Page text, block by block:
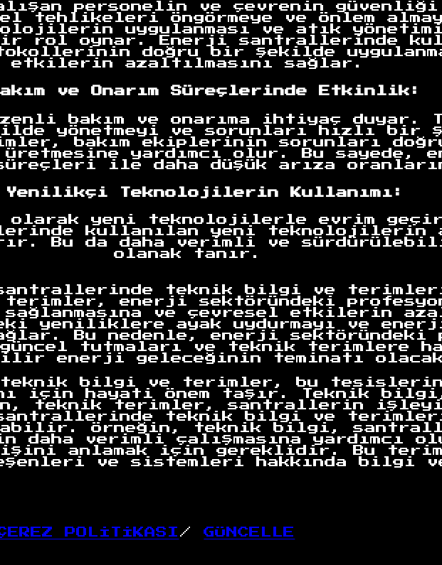
personelin ve çevrenin güvenliği
tehlikeleri öngörmeye ve önlem
uygulanması ve atık
rol oynar. Enerji santrallerinde
doğru bir şekilde
etkilerin azaltılmasını sağlar.
ve Onarım Süreçlerinde Etkinlik:
bakım ve onarıma ihtiyaç duyar.
yönetmeyi ve sorunları hızlı bir
bakım ekiplerinin sorunları
üretmesine yardımcı olur. Bu
süreçleri ile daha düşük arıza
Teknolojilerin Kullanımı:
yeni teknolojilerle evrim
kullanılan yeni teknolojilerin
Bu da daha verimli ve
olanak tanır.
teknik bilgi ve
enerji sektöründeki
ve çevresel etkilerin
yeniliklere ayak uydurmayı ve
Bu nedenle, enerji sektöründeki
tutmaları ve teknik terimlere
enerji geleceğinin teminatı
bilgi ve terimler, bu tesislerin
için hayati önem taşır. Teknik
teknik terimler, santrallerin
teknik bilgi ve
Örneğin, teknik bilgi,
verimli çalışmasına yardımcı
anlamak için gereklidir. Bu
ve sistemleri hakkında bilgi
POLİTİKASI / GÜNCELLE